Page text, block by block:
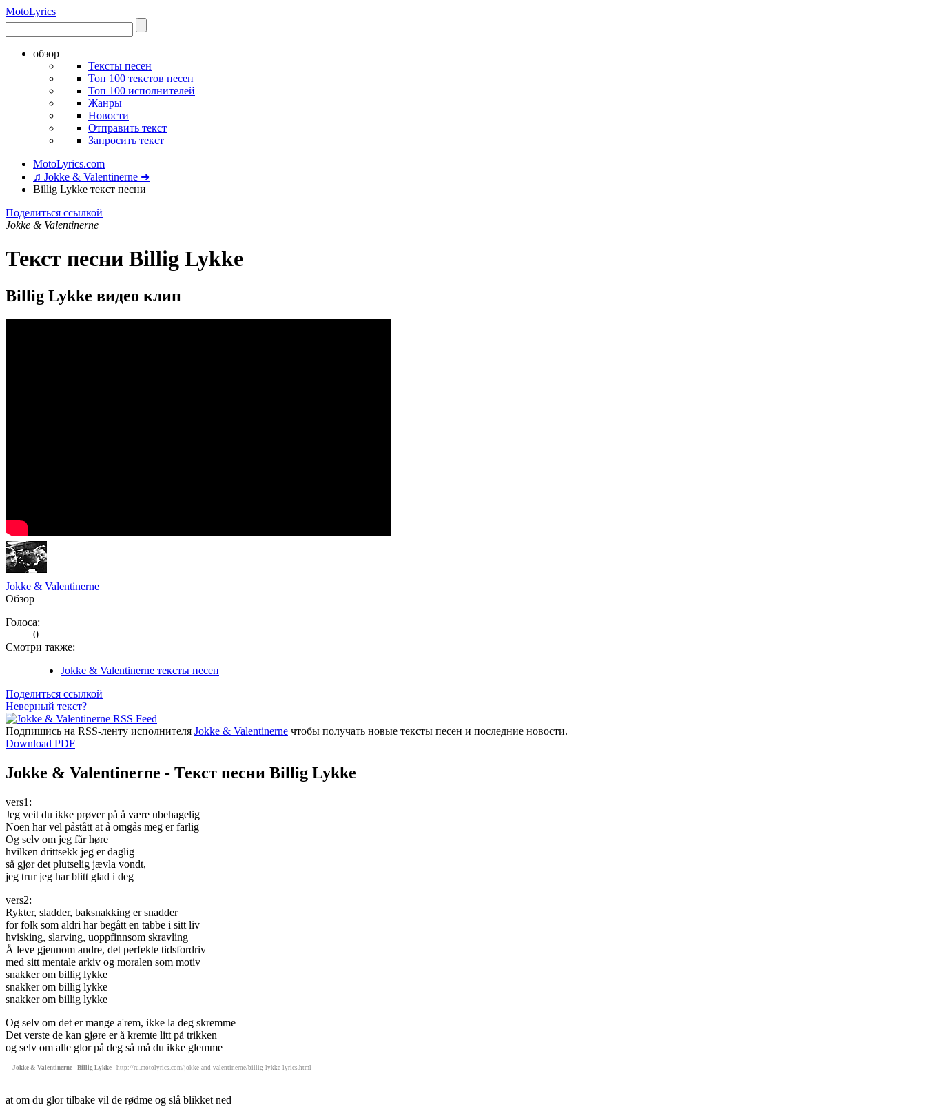
MotoLyrics
обзор
Тексты песен
Топ 100 текстов песен
Топ 100 исполнителей
Жанры
Новости
Отправить текст
Запросить текст
MotoLyrics.com
♫ Jokke & Valentinerne ➜
Billig Lykke текст песни
Поделиться ссылкой
Jokke & Valentinerne
Текст песни Billig Lykke
Billig Lykke видео клип
Jokke & Valentinerne
Обзор
Голоса:
0
Смотри также:
Jokke & Valentinerne тексты песен
Поделиться ссылкой
Неверный текст?
Подпишись на RSS-ленту исполнителя Jokke & Valentinerne чтобы получать новые тексты песен и последние новости.
Download PDF
Jokke & Valentinerne - Текст песни Billig Lykke
vers1:
Jeg veit du ikke prøver på å være ubehagelig
Noen har vel påstått at å omgås meg er farlig
Og selv om jeg får høre
hvilken drittsekk jeg er daglig
så gjør det plutselig jævla vondt,
jeg trur jeg har blitt glad i deg
vers2:
Rykter, sladder, baksnakking er snadder
for folk som aldri har begått en tabbe i sitt liv
hvisking, slarving, uoppfinnsom skravling
Å leve gjennom andre, det perfekte tidsfordriv
med sitt mentale arkiv og moralen som motiv
snakker om billig lykke
snakker om billig lykke
snakker om billig lykke
Og selv om det er mange a'rem, ikke la deg skremme
Det verste de kan gjøre er å kremte litt på trikken
og selv om alle glor på deg så må du ikke glemme
Jokke & Valentinerne - Billig Lykke - http://ru.motolyrics.com/jokke-and-valentinerne/billig-lykke-lyrics.html
at om du glor tilbake vil de rødme og slå blikket ned